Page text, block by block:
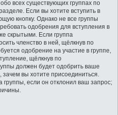
всех существующих группах по
Если вы хотите вступить в
кнопку. Однако не все группы
одобрения для вступления в
скрытыми. Если группа
членство в ней, щёлкнув по
одобрение на участие в группе,
щёлкнув по
должен будет одобрить ваше
зачем вы хотите присоединиться.
группы, если он отклонил ваш запрос;